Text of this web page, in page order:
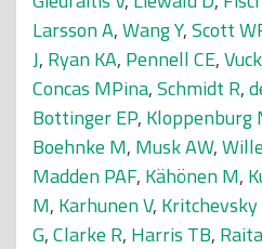
Larsson A,Wang Y,Scott
J, Ryan KA, Pennell CE,
Concas MPina,Schmidt R,
Bottinger EP, Kloppenburg
Boehnke M, Musk AW,
Madden PAF, Kähönen M,
M, Karhunen V, Kritchevsky
G,Clarke R, Harris TB,